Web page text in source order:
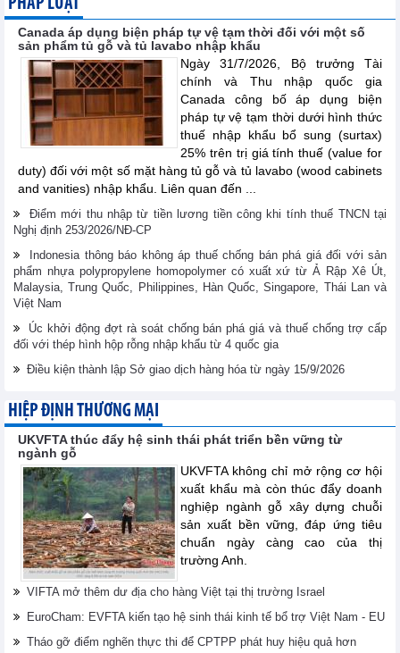
PHÁP LUẬT
Canada áp dụng biện pháp tự vệ tạm thời đối với một số
sản phẩm tủ gỗ và tủ lavabo nhập khẩu
Ngày 31/7/2026, Bộ trưởng Tài
chính và Thu nhập quốc gia
Canada công bố áp dụng biện
pháp tự vệ tạm thời dưới hình thức
thuế nhập khẩu bổ sung (surtax)
25% trên trị giá tính thuế (value for
duty) đối với một số mặt hàng tủ gỗ và tủ lavabo (wood cabinets
and vanities) nhập khẩu. Liên quan đến ...
Điểm mới thu nhập từ tiền lương tiền công khi tính thuế TNCN tại
Nghị định 253/2026/NĐ-CP
Indonesia thông báo không áp thuế chống bán phá giá đối với sản
phẩm nhựa polypropylene homopolymer có xuất xứ từ Ả Rập Xê Út,
Malaysia, Trung Quốc, Philippines, Hàn Quốc, Singapore, Thái Lan và
Việt Nam
Úc khởi động đợt rà soát chống bán phá giá và thuế chống trợ cấp
đối với thép hình hộp rỗng nhập khẩu từ 4 quốc gia
Điều kiện thành lập Sở giao dịch hàng hóa từ ngày 15/9/2026
HIỆP ĐỊNH THƯƠNG MẠI
UKVFTA thúc đẩy hệ sinh thái phát triển bền vững từ
ngành gỗ
UKVFTA không chỉ mở rộng cơ hội
xuất khẩu mà còn thúc đẩy doanh
nghiệp ngành gỗ xây dựng chuỗi
sản xuất bền vững, đáp ứng tiêu
chuẩn ngày càng cao của thị
trường Anh.
VIFTA mở thêm dư địa cho hàng Việt tại thị trường Israel
EuroCham: EVFTA kiến tạo hệ sinh thái kinh tế bổ trợ Việt Nam - EU
Tháo gỡ điểm nghẽn thực thi để CPTPP phát huy hiệu quả hơn